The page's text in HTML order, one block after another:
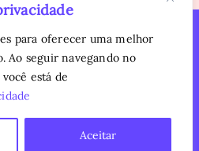
para oferecer uma melhor
Ao seguir navegando no
está de
Aceitar
Alternativa. Todos os direitos
ou parcial, do conteúdo sem